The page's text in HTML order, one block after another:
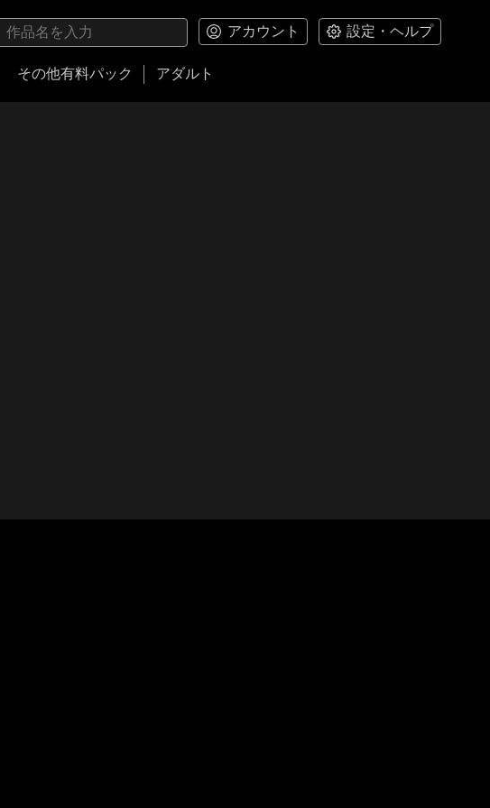
アカウント 設定・ヘルプ
その他有料パック アダルト